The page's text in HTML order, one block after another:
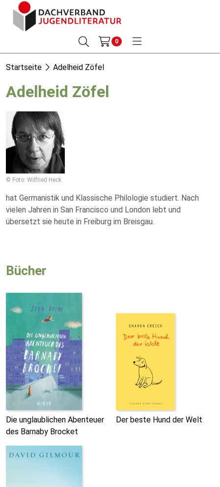
0
Startseite Adelheid Zöfel
Adelheid Zöfel
© Foto: Wilfried Heck
hat Germanistik und Klassische Philologie studiert. Nach
vielen Jahren in San Francisco und London lebt und
übersetzt sie heute in Freiburg im Breisgau.
Bücher
Die unglaublichen Abenteuer
des Barnaby Brocket
Der beste Hund der Welt